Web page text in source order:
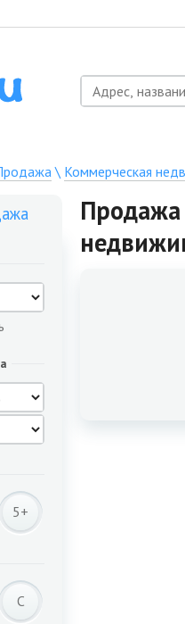
\ Коммерческая
5+
C
Продажа